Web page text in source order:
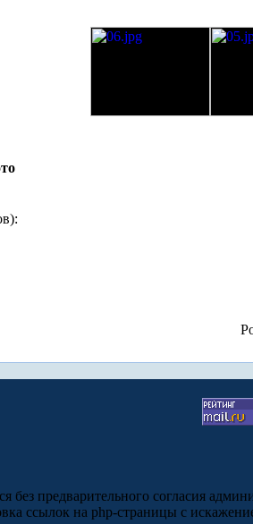
предварительного согласия
ссылок на php-страницы с